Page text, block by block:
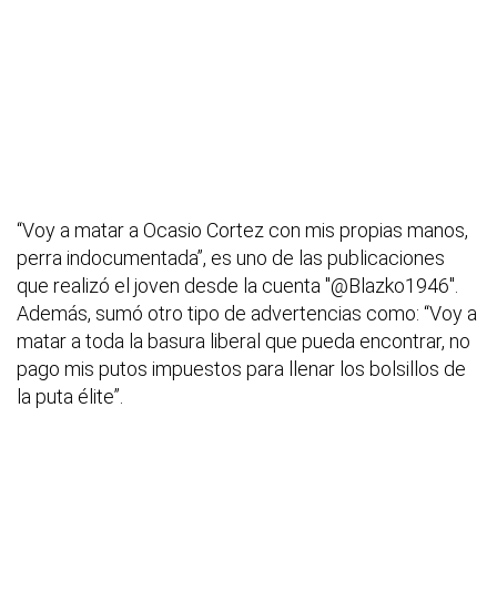
“Voy a matar a Ocasio Cortez con mis propias manos,
perra indocumentada”, es uno de las publicaciones
que realizó el joven desde la cuenta "@Blazko1946".
Además, sumó otro tipo de advertencias como: “Voy a
matar a toda la basura liberal que pueda encontrar, no
pago mis putos impuestos para llenar los bolsillos de
la puta élite”.